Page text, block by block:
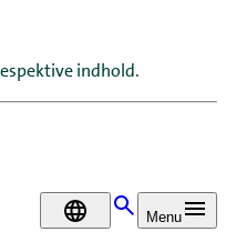
indhold.
DA Menu